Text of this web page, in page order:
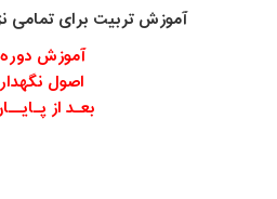
آموزش تربیت برای
آموزش
اصول
بعـد از